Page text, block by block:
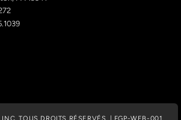
TOUS DROITS RÉSERVÉS. | FGP-WEB-001